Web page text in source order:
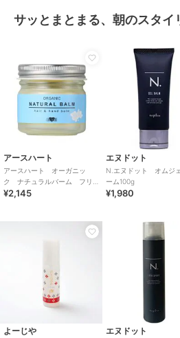
サッとまとまる、朝のスタイ
アースハート
アースハート オーガニッ
ク ナチュラルバーム フリ
ージア
¥2,145
エヌドット
N.エヌドット オムジ
ーム100g
¥1,980
よーじや エヌドット